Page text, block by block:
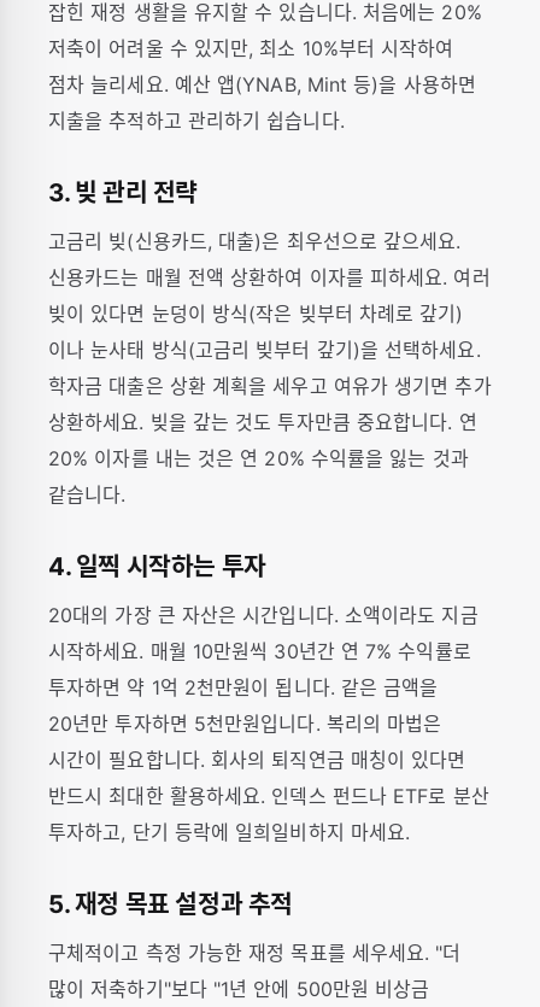
잡힌 재정 생활을 유지할 수 있습니다. 처음에는 20%
저축이 어려울 수 있지만, 최소 10%부터 시작하여
점차 늘리세요. 예산 앱(YNAB, Mint 등)을 사용하면
지출을 추적하고 관리하기 쉽습니다.
3. 빚 관리 전략
고금리 빚(신용카드, 대출)은 최우선으로 갚으세요.
신용카드는 매월 전액 상환하여 이자를 피하세요. 여러
빚이 있다면 눈덩이 방식(작은 빚부터 차례로 갚기)
이나 눈사태 방식(고금리 빚부터 갚기)을 선택하세요.
학자금 대출은 상환 계획을 세우고 여유가 생기면 추가
상환하세요. 빚을 갚는 것도 투자만큼 중요합니다. 연
20% 이자를 내는 것은 연 20% 수익률을 잃는 것과
같습니다.
4. 일찍 시작하는 투자
20대의 가장 큰 자산은 시간입니다. 소액이라도 지금
시작하세요. 매월 10만원씩 30년간 연 7% 수익률로
투자하면 약 1억 2천만원이 됩니다. 같은 금액을
20년만 투자하면 5천만원입니다. 복리의 마법은
시간이 필요합니다. 회사의 퇴직연금 매칭이 있다면
반드시 최대한 활용하세요. 인덱스 펀드나 ETF로 분산
투자하고, 단기 등락에 일희일비하지 마세요.
5. 재정 목표 설정과 추적
구체적이고 측정 가능한 재정 목표를 세우세요. "더
많이 저축하기"보다 "1년 안에 500만원 비상금